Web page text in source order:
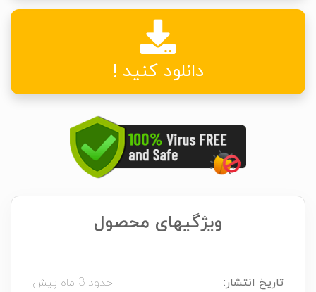
دانلود کنید !
ویژگیهای محصول
تاریخ انتشار:
حدود 3 ماه پیش